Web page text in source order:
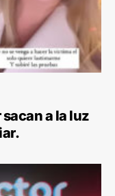
a la luz